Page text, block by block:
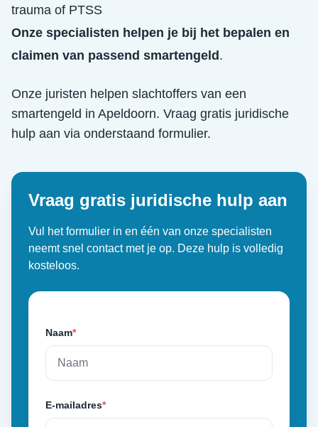
trauma of PTSS
Onze specialisten helpen je bij het bepalen en
claimen van passend smartengeld .
Onze juristen helpen slachtoffers van een
smartengeld in Apeldoorn. Vraag gratis juridische
hulp aan via onderstaand formulier.
Vraag gratis juridische hulp aan
Vul het formulier in en één van onze specialisten
neemt snel contact met je op. Deze hulp is volledig
kosteloos.
Naam*
E-mailadres*